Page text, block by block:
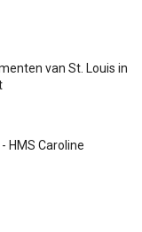
van St. Louis in
HMS Caroline